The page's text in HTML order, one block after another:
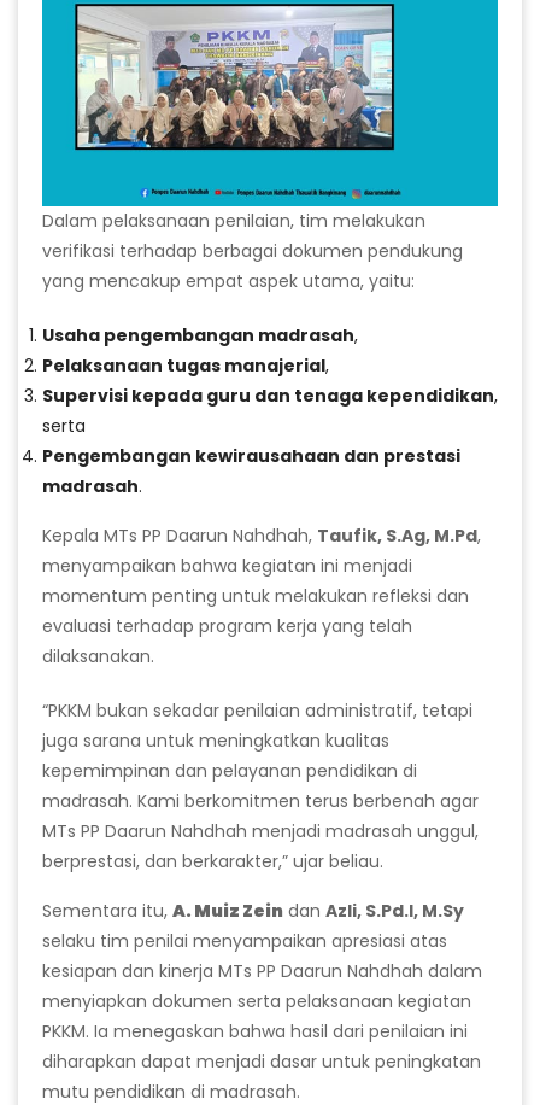
Dalam pelaksanaan penilaian, tim melakukan
verifikasi terhadap berbagai dokumen pendukung
yang mencakup empat aspek utama, yaitu:
Usaha pengembangan madrasah,
Pelaksanaan tugas manajerial,
Supervisi kepada guru dan tenaga kependidikan,
serta
Pengembangan kewirausahaan dan prestasi
madrasah.
Kepala MTs PP Daarun Nahdhah, Taufik, S.Ag, M.Pd,
menyampaikan bahwa kegiatan ini menjadi
momentum penting untuk melakukan refleksi dan
evaluasi terhadap program kerja yang telah
dilaksanakan.
“PKKM bukan sekadar penilaian administratif, tetapi
juga sarana untuk meningkatkan kualitas
kepemimpinan dan pelayanan pendidikan di
madrasah. Kami berkomitmen terus berbenah agar
MTs PP Daarun Nahdhah menjadi madrasah unggul,
berprestasi, dan berkarakter,” ujar beliau.
Sementara itu, A. Muiz Zein dan Azli, S.Pd.I, M.Sy
selaku tim penilai menyampaikan apresiasi atas
kesiapan dan kinerja MTs PP Daarun Nahdhah dalam
menyiapkan dokumen serta pelaksanaan kegiatan
PKKM. Ia menegaskan bahwa hasil dari penilaian ini
diharapkan dapat menjadi dasar untuk peningkatan
mutu pendidikan di madrasah.